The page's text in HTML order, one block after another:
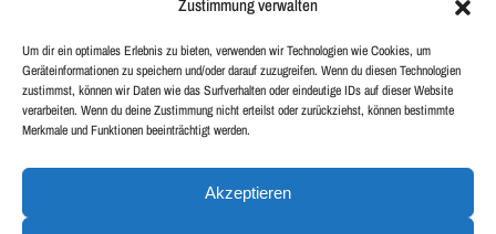
Zustimmung verwalten
Um dir ein optimales Erlebnis zu bieten, verwenden wir Technologien wie Cookies, um
Geräteinformationen zu speichern und/oder darauf zuzugreifen. Wenn du diesen Technologien
zustimmst, können wir Daten wie das Surfverhalten oder eindeutige IDs auf dieser Website
verarbeiten. Wenn du deine Zustimmung nicht erteilst oder zurückziehst, können bestimmte
Merkmale und Funktionen beeinträchtigt werden.
Akzeptieren
ODC Management GmbH
We support start-ups and scale-ups with coaching, interim